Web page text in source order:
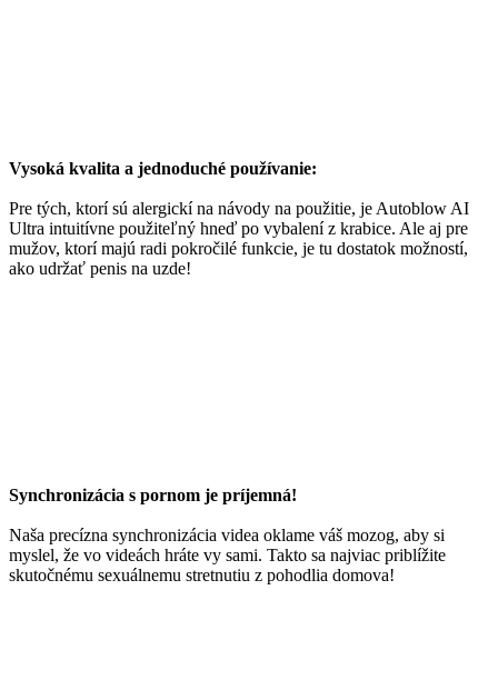
Vysoká kvalita a jednoduché používanie:
Pre tých, ktorí sú alergickí na návody na použitie, je Autoblow AI
Ultra intuitívne použiteľný hneď po vybalení z krabice. Ale aj pre
mužov, ktorí majú radi pokročilé funkcie, je tu dostatok možností,
ako udržať penis na uzde!
Synchronizácia s pornom je príjemná!
Naša precízna synchronizácia videa oklame váš mozog, aby si
myslel, že vo videách hráte vy sami. Takto sa najviac priblížite
skutočnému sexuálnemu stretnutiu z pohodlia domova!